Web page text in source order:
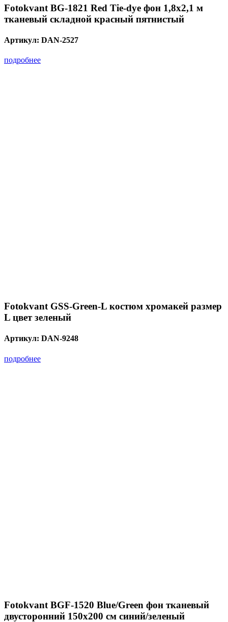
Fotokvant BG-1821 Red Tie-dye фон 1,8х2,1 м
тканевый складной красный пятнистый
Артикул: DAN-2527
подробнее
Fotokvant GSS-Green-L костюм хромакей размер
L цвет зеленый
Артикул: DAN-9248
подробнее
Fotokvant BGF-1520 Blue/Green фон тканевый
двусторонний 150х200 см синий/зеленый